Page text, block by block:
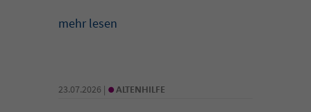
mehr lesen
23.07.2026 | • ALTENHILFE